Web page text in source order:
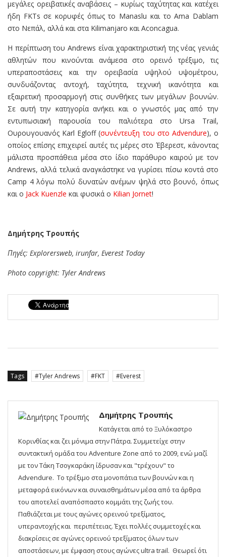
μεγάλες ορειβατικές αναβάσεις – κυρίως ταχύτητας και κατέχει
ήδη FKTs σε κορυφές όπως το Manaslu και το Ama Dablam
στο Νεπάλ, αλλά και στα Kilimanjaro και Aconcagua.
Η περίπτωση του Andrews είναι χαρακτηριστική της νέας γενιάς
αθλητών που κινούνται ανάμεσα στο ορεινό τρέξιμο, τις
υπεραποστάσεις και την ορειβασία υψηλού υψομέτρου,
συνδυάζοντας αντοχή, ταχύτητα, τεχνική ικανότητα και
εξαιρετική προσαρμογή στις συνθήκες των μεγάλων βουνών.
Σε αυτή την κατηγορία ανήκει και ο γνωστός μας από την
εντυπωσιακή παρουσία του παλιότερα στο Ursa Trail,
Ουρουγουανός Karl Egloff (συνέντευξη του στο Advendure), o
οποίος επίσης επιχειρεί αυτές τις μέρες στο Έβερεστ, κάνοντας
μάλιστα προσπάθεια μέσα στο ίδιο παράθυρο καιρού με τον
Andrews, αλλά τελικά αναγκάστηκε να γυρίσει πίσω κοντά στο
Camp 4 λόγω πολύ δυνατών ανέμων ψηλά στο βουνό, όπως
και ο Jack Kuenzle και φυσικά ο Kilian Jornet!
Δημήτρης Τρουπής
Πηγές: Explorersweb, irunfar, Everest Today
Photo copyright: Tyler Andrews
Tags Tyler Andrews FKT Everest
Δημήτρης Τρουπής
Κατάγεται από το Ξυλόκαστρο
Κορινθίας και ζει μόνιμα στην Πάτρα. Συμμετείχε στην
συντακτική ομάδα του Adventure Zone από το 2009, ενώ μαζί
με τον Τάκη Τσογκαράκη ίδρυσαν και "τρέχουν" το
Advendure. Το τρέξιμο στα μονοπάτια των βουνών και η
μεταφορά εικόνων και συναισθημάτων μέσα από τα άρθρα
του αποτελεί αναπόσπαστο κομμάτι της ζωής του.
Παθιάζεται με τους αγώνες ορεινού τρεξίματος,
υπεραντοχής και περιπέτειας. Έχει πολλές συμμετοχές και
διακρίσεις σε αγώνες ορεινού τρεξίματος όλων των
αποστάσεων, με έμφαση στους αγώνες ultra trail. Θεωρεί ότι